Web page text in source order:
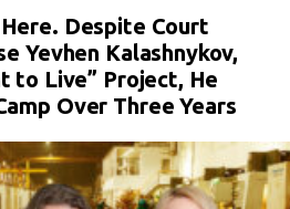
Despite Court
Yevhen Kalashnykov,
to Live” Project, He
Over Three Years